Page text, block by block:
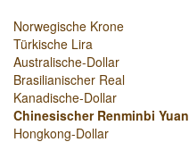
Norwegische Krone
Türkische Lira
Australische-Dollar
Brasilianischer Real
Kanadische-Dollar
Chinesischer Renminbi Yuan
Hongkong-Dollar